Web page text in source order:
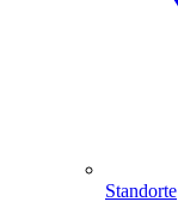
Standorte